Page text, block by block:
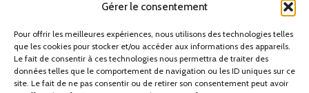
Gérer le consentement
Pour offrir les meilleures expériences, nous utilisons des technologies telles
que les cookies pour stocker et/ou accéder aux informations des appareils.
Le fait de consentir à ces technologies nous permettra de traiter des
données telles que le comportement de navigation ou les ID uniques sur ce
site. Le fait de ne pas consentir ou de retirer son consentement peut avoir
prévoyez de quoi grignoter et vous hydrater.
Les applications utiles pour votre voyage
Utilisez des applications de voyage pour optimiser votre